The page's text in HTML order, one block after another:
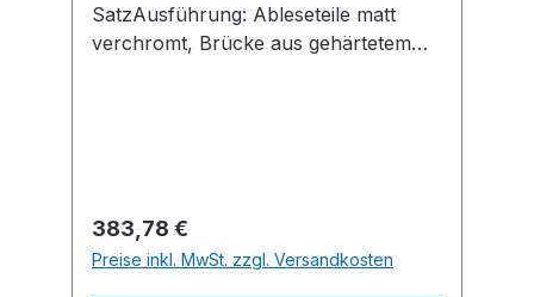
SatzAusführung: Ableseteile matt
verchromt, Brücke aus gehärtetem
CR2032.Hersteller: Einkaufsbüro
Deutscher Eisenhändler GmbH, EDE
Platz 1, 42389 Wuppertal, DE,
Regulärer Preis:
383,78 €
Preise inkl. MwSt. zzgl. Versandkosten